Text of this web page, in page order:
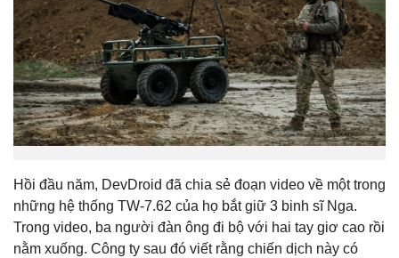
Hồi đầu năm, DevDroid đã chia sẻ đoạn video về một trong
những hệ thống TW-7.62 của họ bắt giữ 3 binh sĩ Nga.
Trong video, ba người đàn ông đi bộ với hai tay giơ cao rồi
nằm xuống. Công ty sau đó viết rằng chiến dịch này có